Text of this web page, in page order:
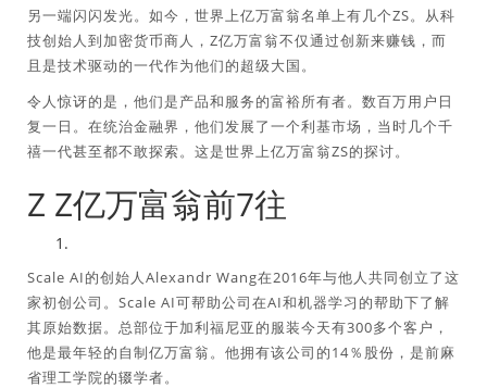
另一端闪闪发光。如今，世界上亿万富翁名单上有几个ZS。从科
技创始人到加密货币商人，Z亿万富翁不仅通过创新来赚钱，而
且是技术驱动的一代作为他们的超级大国。
令人惊讶的是，他们是产品和服务的富裕所有者。数百万用户日
复一日。在统治金融界，他们发展了一个利基市场，当时几个千
禧一代甚至都不敢探索。这是世界上亿万富翁ZS的探讨。
Z Z亿万富翁前7往
Scale AI的创始人Alexandr Wang在2016年与他人共同创立了这
家初创公司。Scale AI可帮助公司在AI和机器学习的帮助下了解
其原始数据。总部位于加利福尼亚的服装今天有300多个客户，
他是最年轻的自制亿万富翁。他拥有该公司的14％股份，是前麻
省理工学院的辍学者。